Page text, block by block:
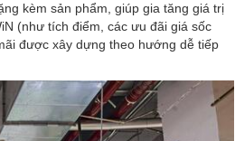
kèm sản phẩm, giúp gia tăng giá trị
(như tích điểm, các ưu đãi giá sốc
được xây dựng theo hướng dễ tiếp